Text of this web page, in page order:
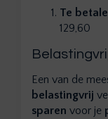
Te
129,60
Een van de
belastingvrij
sparen voor je